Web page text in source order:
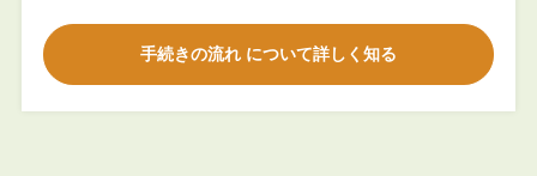
手続きの流れ について詳しく知る